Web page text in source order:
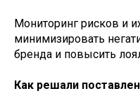
Мониторинг рисков и
минимизировать
бренда и повысить
Как решали